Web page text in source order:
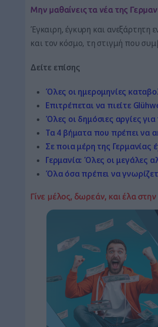
Μην μαθαίνεις τα νέα της
Έγκαιρη, έγκυρη και ανεξάρτητη
και τον κόσμο, τη στιγμή που
Δείτε επίσης
Όλες οι ημερομηνίες
Επιτρέπεται να πιείτε
Όλες οι δημόσιες αργίες
Τα 4 βήματα που πρέπει να
Σε ποια μέρη της Γερμανίας
Γερμανία: Όλες οι μεγάλες
Όλα όσα πρέπει να
Γίνε μέλος, δωρεάν, και έλα